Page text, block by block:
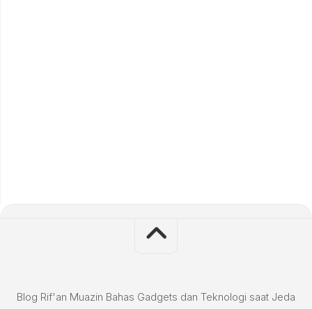
Blog Rif'an Muazin Bahas Gadgets dan Teknologi saat Jeda